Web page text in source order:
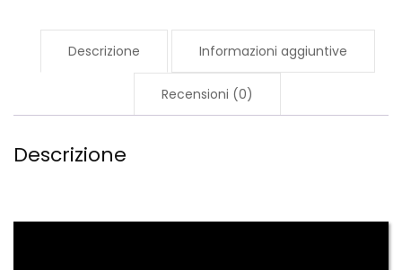
Descrizione Informazioni aggiuntive
Recensioni (0)
Descrizione